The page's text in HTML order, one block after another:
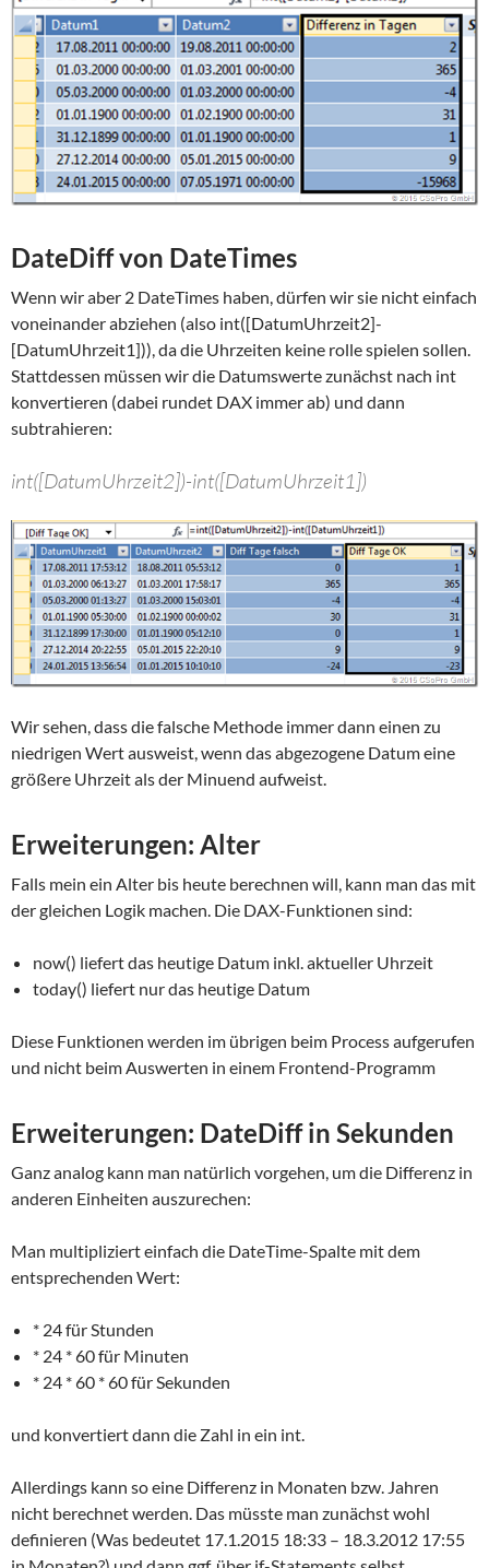
DateDiff von DateTimes
Wenn wir aber 2 DateTimes haben, dürfen wir sie nicht einfach
voneinander abziehen (also int([DatumUhrzeit2]-
[DatumUhrzeit1])), da die Uhrzeiten keine rolle spielen sollen.
Stattdessen müssen wir die Datumswerte zunächst nach int
konvertieren (dabei rundet DAX immer ab) und dann
subtrahieren:
int([DatumUhrzeit2])-int([DatumUhrzeit1])
Wir sehen, dass die falsche Methode immer dann einen zu
niedrigen Wert ausweist, wenn das abgezogene Datum eine
größere Uhrzeit als der Minuend aufweist.
Erweiterungen: Alter
Falls mein ein Alter bis heute berechnen will, kann man das mit
der gleichen Logik machen. Die DAX-Funktionen sind:
now() liefert das heutige Datum inkl. aktueller Uhrzeit
today() liefert nur das heutige Datum
Diese Funktionen werden im übrigen beim Process aufgerufen
und nicht beim Auswerten in einem Frontend-Programm
Erweiterungen: DateDiff in Sekunden
Ganz analog kann man natürlich vorgehen, um die Differenz in
anderen Einheiten auszurechen:
Man multipliziert einfach die DateTime-Spalte mit dem
entsprechenden Wert:
* 24 für Stunden
* 24 * 60 für Minuten
* 24 * 60 * 60 für Sekunden
und konvertiert dann die Zahl in ein int.
Allerdings kann so eine Differenz in Monaten bzw. Jahren
nicht berechnet werden. Das müsste man zunächst wohl
definieren (Was bedeutet 17.1.2015 18:33 – 18.3.2012 17:55